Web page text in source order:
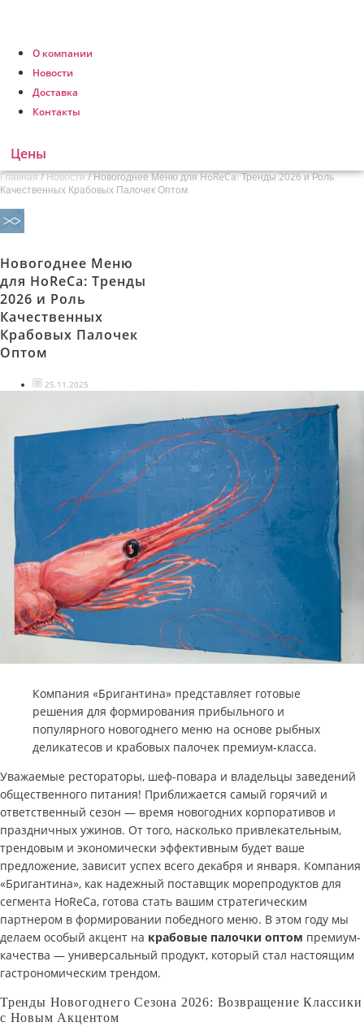
О компании
Новости
Доставка
Контакты
Цены
Главная/Новости/Новогоднее Меню для HoReCa: Тренды 2026 и Роль
Качественных Крабовых Палочек Оптом
Новогоднее Меню
для HoReCa: Тренды
2026 и Роль
Качественных
Крабовых Палочек
Оптом
25.11.2025
Компания «Бригантина» представляет готовые
решения для формирования прибыльного и
популярного новогоднего меню на основе рыбных
деликатесов и крабовых палочек премиум-класса.
Уважаемые рестораторы, шеф-повара и владельцы заведений
общественного питания! Приближается самый горячий и
ответственный сезон — время новогодних корпоративов и
праздничных ужинов. От того, насколько привлекательным,
трендовым и экономически эффективным будет ваше
предложение, зависит успех всего декабря и января. Компания
«Бригантина», как надежный поставщик морепродуктов для
сегмента HoReCa, готова стать вашим стратегическим
партнером в формировании победного меню. В этом году мы
делаем особый акцент на крабовые палочки оптом премиум-
качества — универсальный продукт, который стал настоящим
гастрономическим трендом.
Тренды Новогоднего Сезона 2026: Возвращение Классики
с Новым Акцентом